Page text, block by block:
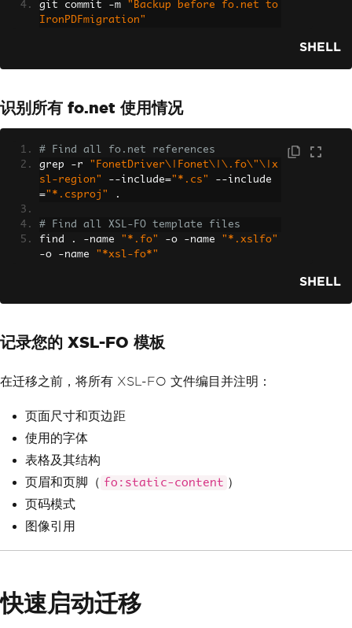
git commit -m
"Backup before fo.net to
IronPDFmigration"
SHELL
识别所有 fo.net 使用情况
# Find all fo.net references
grep -r
"FonetDriver\|Fonet\|\.fo\"\|x
sl-region"
--include="*.cs" --include
="*.csproj" .
# Find all XSL-FO template files
find
. -name "*.fo" -o -name
"*.xslfo"
-o -name "*xsl-fo*"
SHELL
记录您的 XSL-FO 模板
在迁移之前，将所有 XSL-FO 文件编目并注明：
页面尺寸和页边距
使用的字体
表格及其结构
页眉和页脚（ fo:static-content ）
页码模式
图像引用
快速启动迁移